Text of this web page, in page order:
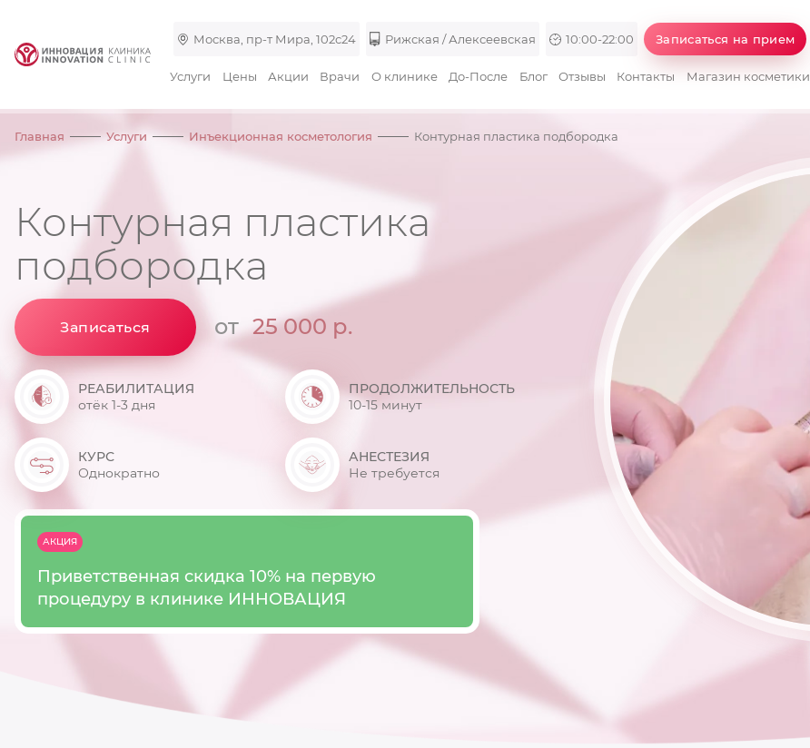
Москва, пр-т Мира, 102с24 Рижская / Алексеевская 10:00-22:00 Записаться на прием
Услуги Цены Акции Врачи О клинике До-После Блог Отзывы Контакты Магазин косметики
Главная Услуги Инъекционная косметология Контурная пластика подбородка
Контурная пластика
подбородка
Записаться от 25 000 р.
РЕАБИЛИТАЦИЯ
отёк 1-3 дня
ПРОДОЛЖИТЕЛЬНОСТЬ
10-15 минут
КУРС
Однократно
АНЕСТЕЗИЯ
Не требуется
АКЦИЯ
Приветственная скидка 10% на первую
процедуру в клинике ИННОВАЦИЯ